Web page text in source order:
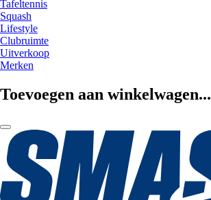
Tafeltennis
Squash
Lifestyle
Clubruimte
Uitverkoop
Merken
Toevoegen aan winkelwagen...